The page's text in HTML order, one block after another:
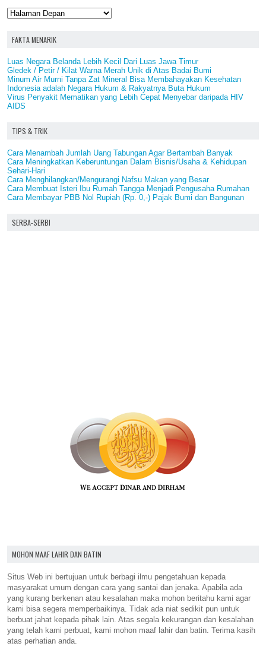
FAKTA MENARIK
Luas Negara Belanda Lebih Kecil Dari Luas Jawa Timur
Gledek / Petir / Kilat Warna Merah Unik di Atas Badai Bumi
Minum Air Murni Tanpa Zat Mineral Bisa Membahayakan Kesehatan
Indonesia adalah Negara Hukum & Rakyatnya Buta Hukum
Virus Penyakit Mematikan yang Lebih Cepat Menyebar daripada HIV
AIDS
TIPS & TRIK
Cara Menambah Jumlah Uang Tabungan Agar Bertambah Banyak
Cara Meningkatkan Keberuntungan Dalam Bisnis/Usaha & Kehidupan
Sehari-Hari
Cara Menghilangkan/Mengurangi Nafsu Makan yang Besar
Cara Membuat Isteri Ibu Rumah Tangga Menjadi Pengusaha Rumahan
Cara Membayar PBB Nol Rupiah (Rp. 0,-) Pajak Bumi dan Bangunan
SERBA-SERBI
MOHON MAAF LAHIR DAN BATIN
Situs Web ini bertujuan untuk berbagi ilmu pengetahuan kepada
masyarakat umum dengan cara yang santai dan jenaka. Apabila ada
yang kurang berkenan atau kesalahan maka mohon beritahu kami agar
kami bisa segera memperbaikinya. Tidak ada niat sedikit pun untuk
berbuat jahat kepada pihak lain. Atas segala kekurangan dan kesalahan
yang telah kami perbuat, kami mohon maaf lahir dan batin. Terima kasih
atas perhatian anda.